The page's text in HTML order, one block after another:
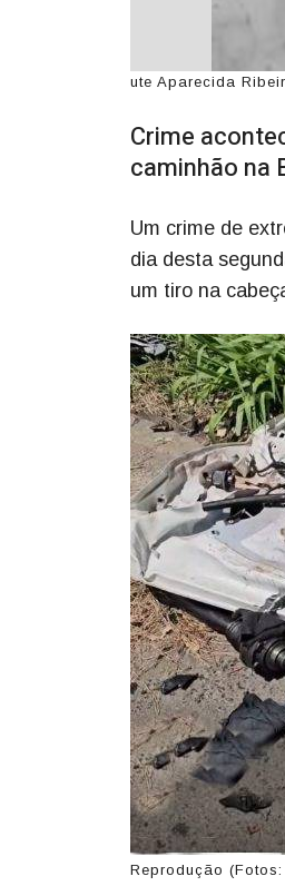
ute Aparecida
Crime
caminhão na
Um crime de
dia desta
um tiro na
Reprodução